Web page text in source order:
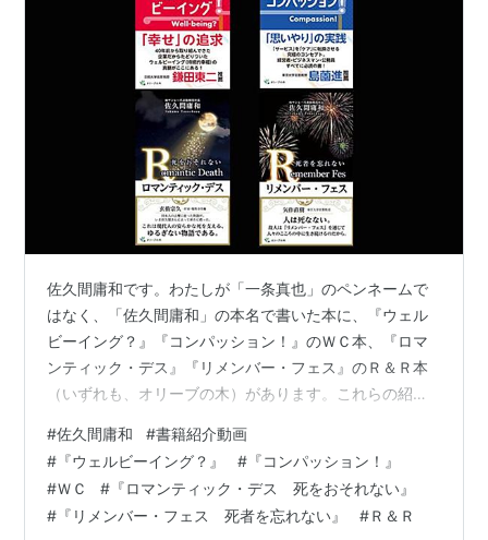
佐久間庸和です。わたしが「一条真也」のペンネームで
はなく、「佐久間庸和」の本名で書いた本に、『ウェル
ビーイング？』『コンパッション！』のＷＣ本、『ロマ
ンティック・デス』『リメンバー・フェス』のＲ＆Ｒ本
（いずれも、オリーブの木）があります。これらの紹介
の「幸福」というものに強い関心がありました。学生の
ときには、いわゆる幸福論のたぐいを読みあさりまし
た。それこそ、本のタイトルや内容に少しでも「幸福」
の文字を見つければ、どんな本でもむさぼるように読み
#佐久間庸和 #書籍紹介動画
# 『ウェルビーイング？』 # 『コンパッション！』
#ＷＣ # 『ロマンティック・デス 死をおそれない』
# 『リメンバー・フェス 死者を忘れない』 #Ｒ＆Ｒ